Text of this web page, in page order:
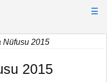
☰
Nüfusu 2015
2015